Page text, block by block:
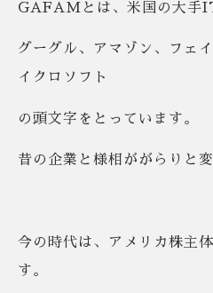
GAFAMとは、米国の大手
グーグル、アマゾン、フェ
イクロソフト
の頭文字をとっています。
昔の企業と様相ががらりと
今の時代は、アメリカ株主
す。